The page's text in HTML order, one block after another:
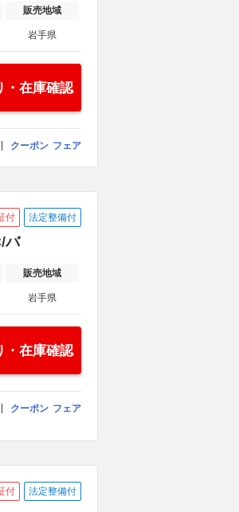
販売地域
岩手県
・在庫確認
クーポン フェア
付 法定整備付
バ
販売地域
岩手県
・在庫確認
クーポン フェア
付 法定整備付